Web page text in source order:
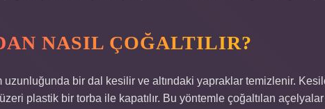
NASIL ÇOĞALTILIR?
bir dal kesilir ve altındaki yapraklar temizlenir.
plastik bir torba ile kapatılır. Bu yöntemle çoğaltılan